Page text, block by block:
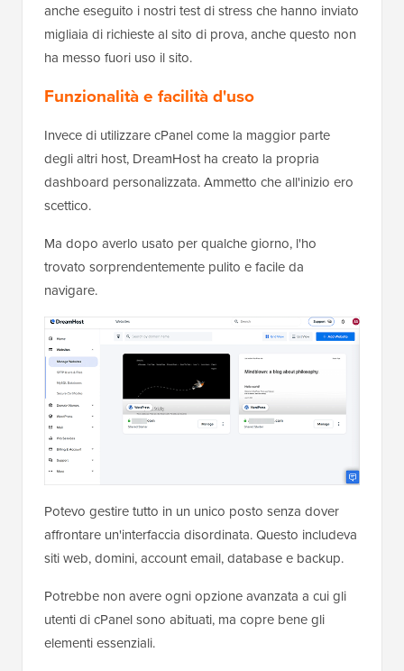
anche eseguito i nostri test di stress che hanno inviato
migliaia di richieste al sito di prova, anche questo non
ha messo fuori uso il sito.
Funzionalità e facilità d'uso
Invece di utilizzare cPanel come la maggior parte
degli altri host, DreamHost ha creato la propria
dashboard personalizzata. Ammetto che all'inizio ero
scettico.
Ma dopo averlo usato per qualche giorno, l'ho
trovato sorprendentemente pulito e facile da
navigare.
Potevo gestire tutto in un unico posto senza dover
affrontare un'interfaccia disordinata. Questo includeva
siti web, domini, account email, database e backup.
Potrebbe non avere ogni opzione avanzata a cui gli
utenti di cPanel sono abituati, ma copre bene gli
elementi essenziali.